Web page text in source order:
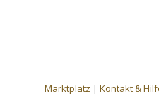
Marktplatz | Kontakt &